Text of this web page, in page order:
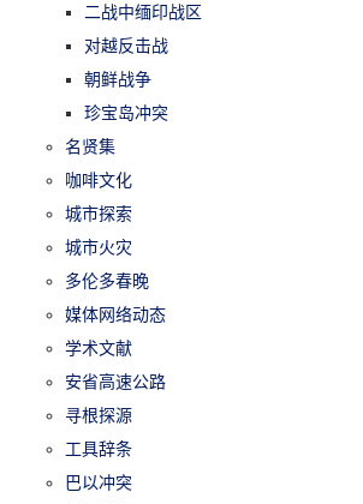
二战中缅印战区
对越反击战
朝鲜战争
珍宝岛冲突
名贤集
咖啡文化
城市探索
城市火灾
多伦多春晚
媒体网络动态
学术文献
安省高速公路
寻根探源
工具辞条
巴以冲突